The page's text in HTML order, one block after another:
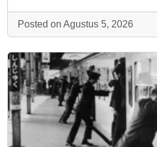
Posted on Agustus 5, 2026